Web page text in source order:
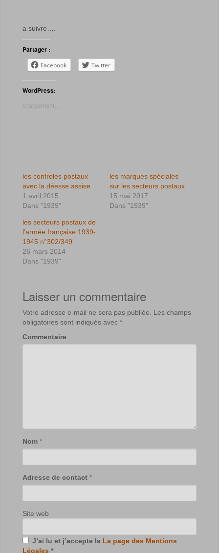
a suivre….
Partager :
Facebook Twitter
WordPress:
chargement…
les controles postaux
avec la déesse assise
1 avril 2015
Dans "1939"
les marques spéciales
sur les secteurs postaux
15 mai 2017
Dans "1939"
les secteurs postaux de
l’armée française 1939-
1945 n°302/349
26 mars 2014
Dans "1939"
Laisser un commentaire
Votre adresse e-mail ne sera pas publiée.
Les champs
obligatoires sont indiqués avec *
Commentaire
Nom *
Adresse de contact *
Site web
J’ai lu et j’accepte la La page des Mentions
Légales *